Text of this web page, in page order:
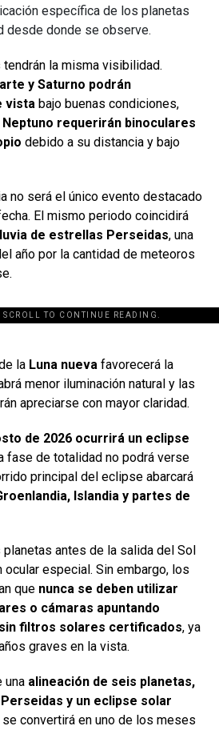
específica de los planetas
desde donde se observe.
la misma visibilidad.
y Saturno podrán
vista bajo buenas condiciones,
Neptuno requerirán binoculares
debido a su distancia y bajo
no será el único evento destacado
El mismo periodo coincidirá
de estrellas Perseidas, una
año por la cantidad de meteoros
SCROLL TO CONTINUE READING.
id="243463"]
la Luna nueva favorecerá la
menor iluminación natural y las
apreciarse con mayor claridad.
de 2026 ocurrirá un eclipse
fase de totalidad no podrá verse
principal del eclipse abarcará
Islandia y partes de
antes de la salida del Sol
especial. Sin embargo, los
que nunca se deben utilizar
o cámaras apuntando
filtros solares certificados, ya
graves en la vista.
una alineación de seis planetas,
y un eclipse solar
convertirá en uno de los meses